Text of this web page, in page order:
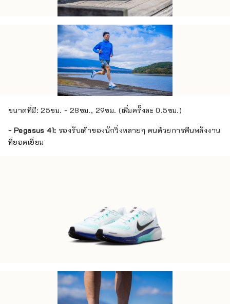
ขนาดที่มี: 25ซม. - 28ซม., 29ซม. (เพิ่มครั้งละ 0.5ซม.)
- Pegasus 41: รองรับเท้าของนักวิ่งหลายๆ คนด้วยการคืนพลังงาน
ที่ยอดเยี่ยม